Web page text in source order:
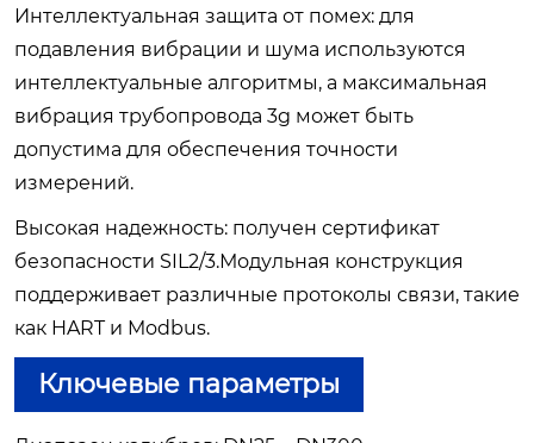
Интеллектуальная защита от помех: для
подавления вибрации и шума используются
интеллектуальные алгоритмы, а максимальная
вибрация трубопровода 3g может быть
допустима для обеспечения точности
измерений.
Высокая надежность: получен сертификат
безопасности SIL2/3.Модульная конструкция
поддерживает различные протоколы связи, такие
как HART и Modbus.
Ключевые параметры